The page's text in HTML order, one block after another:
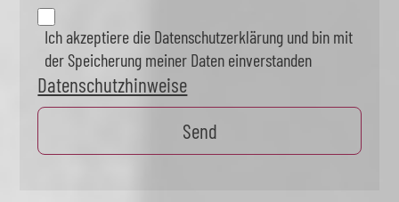
Ich akzeptiere die Datenschutzerklärung und bin mit
der Speicherung meiner Daten einverstanden
Datenschutzhinweise